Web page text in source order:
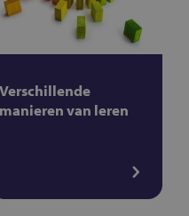
Verschillende
manieren van leren